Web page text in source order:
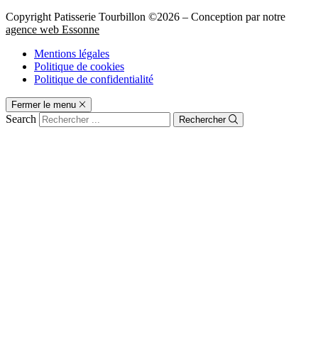
Copyright Patisserie Tourbillon ©2026 – Conception par notre
agence web Essonne
Mentions légales
Politique de cookies
Politique de confidentialité
Fermer le menu
Search Rechercher